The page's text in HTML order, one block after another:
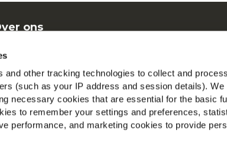
and other tracking technologies to collect and
(such as your IP address and session details).
necessary cookies that are essential for the basic
to remember your settings and preferences,
performance, and marketing cookies to provide
ons
vragen